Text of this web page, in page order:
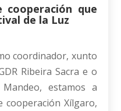
cooperación que
de la Luz
xunto
Ribeira Sacra e o
estamos a
cooperación Xílgaro,